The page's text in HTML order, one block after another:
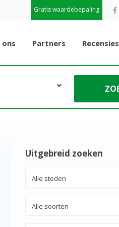
Gratis waardebepaling
Partners Recensies
Uitgebreid zoeken
Alle steden
Alle soorten